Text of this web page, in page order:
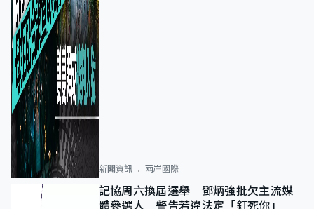
新聞資訊 兩岸國際
記協周六換屆選舉 鄧炳強批欠主流媒
體參選人 警告若違法定「釘死你」